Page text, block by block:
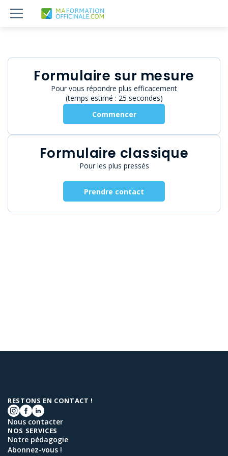
Formulaire sur mesure
Pour vous répondre plus efficacement
(temps estimé : 25 secondes)
Commencer
Formulaire classique
Pour les plus pressés
Prendre contact
RESTONS EN CONTACT !
Nous contacter
NOS SERVICES
Notre pédagogie
Abonnez-vous !